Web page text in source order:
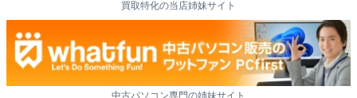
買取特化の当店姉妹サイト
中古パソコン専門の姉妹サイト